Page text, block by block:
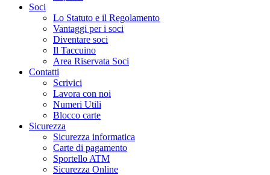
Soci
Lo Statuto e il Regolamento
Vantaggi per i soci
Diventare soci
Il Taccuino
Area Riservata Soci
Contatti
Scrivici
Lavora con noi
Numeri Utili
Blocco carte
Sicurezza
Sicurezza informatica
Carte di pagamento
Sportello ATM
Sicurezza Online